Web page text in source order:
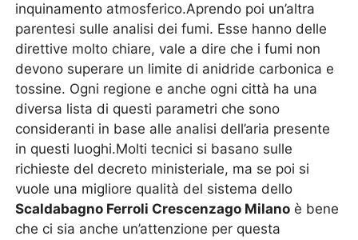
inquinamento atmosferico.Aprendo poi un’altra
parentesi sulle analisi dei fumi. Esse hanno delle
direttive molto chiare, vale a dire che i fumi non
devono superare un limite di anidride carbonica e
tossine. Ogni regione e anche ogni città ha una
diversa lista di questi parametri che sono
consideranti in base alle analisi dell’aria presente
in questi luoghi.Molti tecnici si basano sulle
richieste del decreto ministeriale, ma se poi si
vuole una migliore qualità del sistema dello
Scaldabagno Ferroli Crescenzago Milano è bene
che ci sia anche un’attenzione per questa